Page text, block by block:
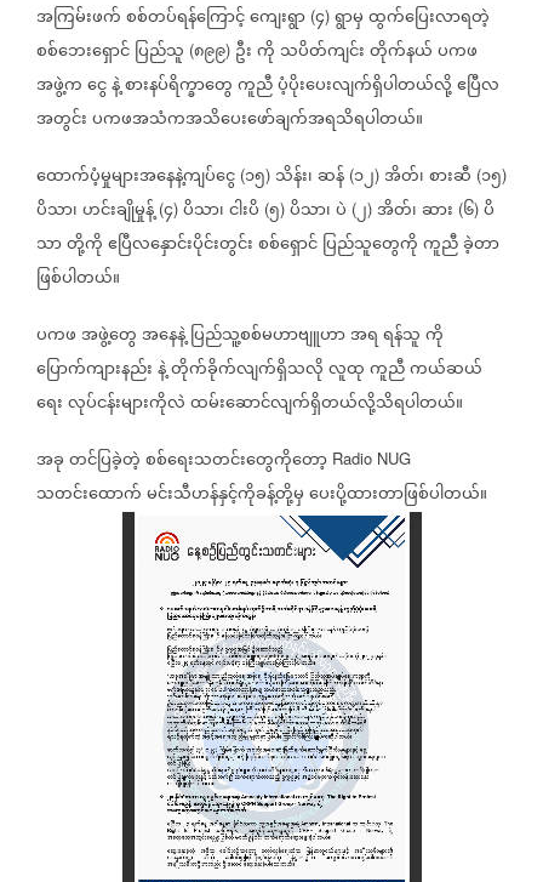
အကြမ်းဖက်စစ်တပ်ရန်ကြောင့်ကျေးရွာ (၄) ရွာမှထွက်ပြေးလာရတဲ့
စစ်ဘေးရှောင်ပြည်သူ (၈၉၉) ဦးကို သပိတ်ကျင်းတိုက်နယ်ပကဖ
အဖွဲ့ကငွေနဲ့စားနပ်ရိက္ခာတွေကူညီပံ့ပိုးပေးလျက်ရှိပါတယ်လို့ဧပြီလ
အတွင်းပကဖအသံကအသိပေးဖော်ချက်အရသိရပါတယ်။
ထောက်ပံ့မှုများအနေနဲ့ကျပ်ငွေ (၁၅) သိန်း၊ဆန် (၁၂) အိတ်၊စားဆီ (၁၅)
ပိသာ၊ဟင်းချိုမှုန့် (၄) ပိသာ၊ငါးပိ (၅) ပိသာ၊ပဲ (၂) အိတ်၊ဆား (၆) ပိ
သာတို့ကိုဧပြီလနှောင်းပိုင်းတွင်းစစ်ရှောင်ပြည်သူတွေကိုကူညီခဲ့တာ
ဖြစ်ပါတယ်။
ပကဖအဖွဲ့တွေအနေနဲ့ပြည်သူ့စစ်မဟာဗျူဟာအရရန်သူကို
ပြောက်ကျားနည်းနဲ့တိုက်ခိုက်လျက်ရှိသလိုလူထုကူညီကယ်ဆယ်
ရေးလုပ်ငန်းများကိုလဲထမ်းဆောင်လျက်ရှိတယ်လို့သိရပါတယ်။
အခုတင်ပြခဲ့တဲ့စစ်ရေးသတင်း‌တွေကိုတော့ Radio NUG
သတင်းထောက်မင်းသီဟန်နှင့်ကိုခန့်တို့မှပေးပို့ထားတာဖြစ်ပါတယ်။